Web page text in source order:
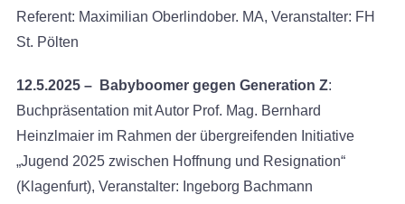
Referent: Maximilian Oberlindober. MA, Veranstalter: FH
St. Pölten
12.5.2025 – Babyboomer gegen Generation Z:
Buchpräsentation mit Autor Prof. Mag. Bernhard
Heinzlmaier im Rahmen der übergreifenden Initiative
„Jugend 2025 zwischen Hoffnung und Resignation“
(Klagenfurt), Veranstalter: Ingeborg Bachmann